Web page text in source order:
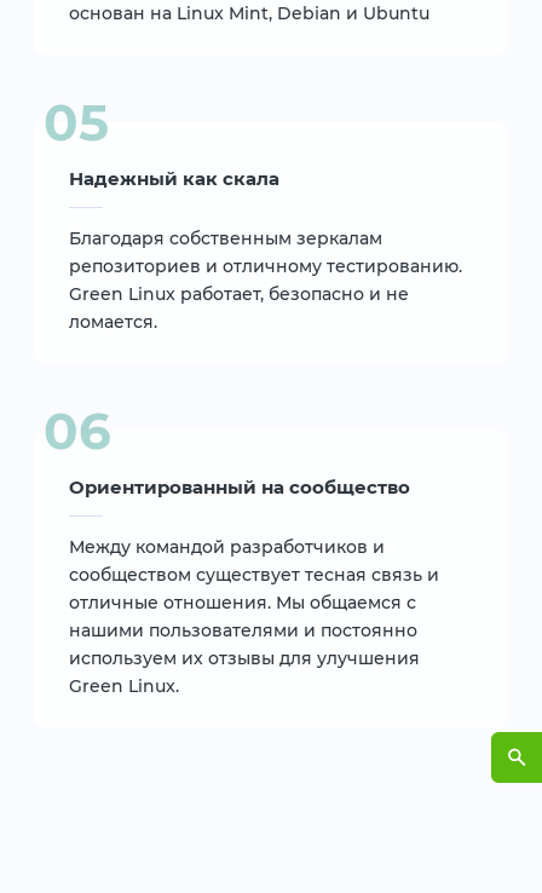
основан на Linux Mint, Debian и Ubuntu
Надежный как скала
Благодаря собственным зеркалам
репозиториев и отличному тестированию.
Green Linux работает, безопасно и не
ломается.
Ориентированный на сообщество
Между командой разработчиков и
сообществом существует тесная связь и
отличные отношения. Мы общаемся с
нашими пользователями и постоянно
используем их отзывы для улучшения
Green Linux.